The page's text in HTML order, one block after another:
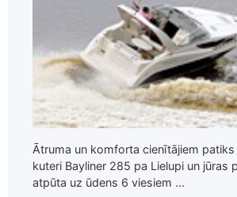
Ātruma un komforta cienītājiem
kuteri Bayliner 285 pa Lielupi un jūras
atpūta uz ūdens 6 viesiem ...